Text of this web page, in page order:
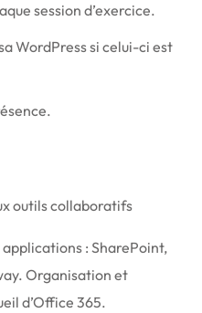
session d’exercice.
WordPress si celui-ci est
outils collaboratifs
: SharePoint,
Organisation et
d’Office 365.